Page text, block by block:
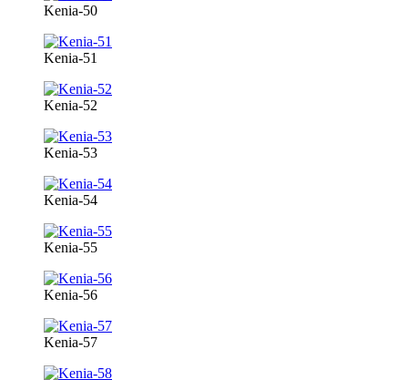
Kenia-50
Kenia-51
Kenia-52
Kenia-53
Kenia-54
Kenia-55
Kenia-56
Kenia-57